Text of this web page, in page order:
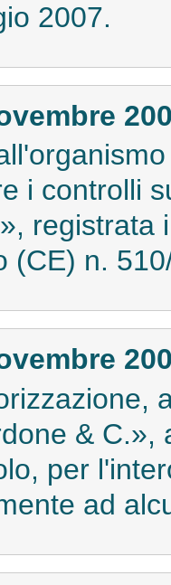
2007.
i controlli
registrata
(CE) n.
& C.»,
per
ad